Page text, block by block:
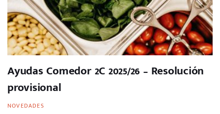
Ayudas Comedor 2C 2025/26 – Resolución
provisional
NOVEDADES